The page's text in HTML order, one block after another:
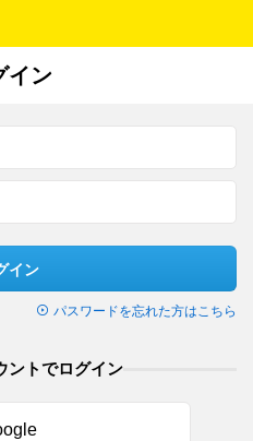
イン
イン
パスワードを忘れた方はこちら
ントでログイン